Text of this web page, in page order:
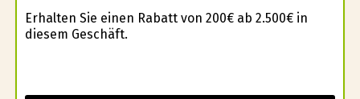
Erhalten Sie einen Rabatt von 200€ ab 2.500€ in
diesem Geschäft.